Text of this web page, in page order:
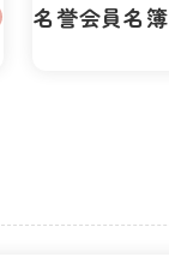
名誉会員名簿